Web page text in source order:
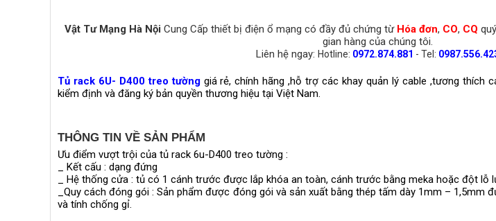
Vật Tư Mạng Hà Nội Cung Cấp thiết bị điện ổ mạng có đầy đủ chứng từ Hóa đơn, CO, CQ
gian hàng của chúng tôi.
Liên hệ ngay: Hotline: 0972.874.881 - Tel:
Tủ rack 6U- D400 treo tườnggiá rẻ, chính hãng ,hỗ trợ các khay quản lý cable ,tương thích
kiểm định và đăng ký bản quyền thương hiệu tại Việt Nam.
THÔNG TIN VỀ SẢN PHẨM
Ưu điểm vượt trội của tủ rack 6u-D400 treo tường :
_ Kết cấu : dạng đứng
_ Hệ thống cửa : tủ có 1 cánh trước được lắp khóa an toàn, cánh trước bằng meka hoặc đột lỗ
_Quy cách đóng gói : Sản phẩm được đóng gói và sản xuất bằng thép tấm dày 1mm –
và tính chống gỉ.